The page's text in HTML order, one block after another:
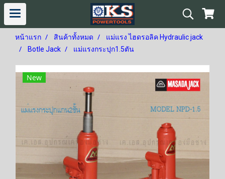
หน้าแรก สินค้าทั้งหมด
แม่แรง ไฮดรอลิค Hydraulic jack
Botle Jack
แม่แรงกระปุก1.5ตัน
New